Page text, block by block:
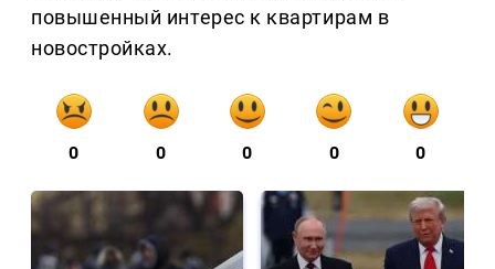
повышенный интерес к квартирам в
новостройках.
0 0 0 0 0